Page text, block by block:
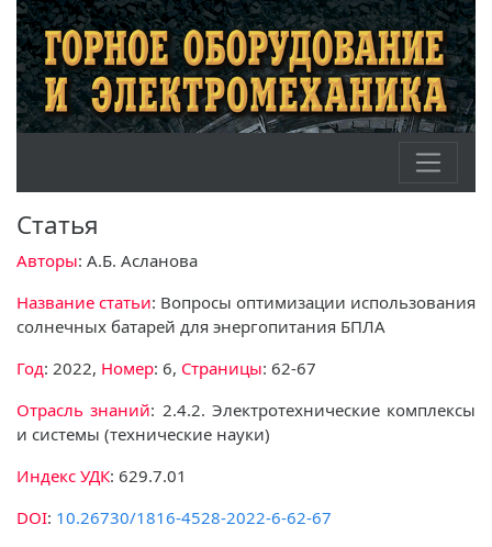
Статья
Авторы: А.Б. Асланова
Название статьи: Вопросы оптимизации использования
солнечных батарей для энергопитания БПЛА
Год: 2022, Номер: 6, Страницы: 62-67
Отрасль знаний: 2.4.2. Электротехнические комплексы
и системы (технические науки)
Индекс УДК: 629.7.01
DOI: 10.26730/1816-4528-2022-6-62-67